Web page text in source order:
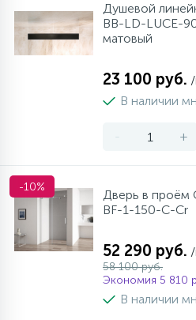
Душевой
BB-LD-LUCE-
матовый
23 100 руб.
В наличии
- +
-10%
Дверь в проём
BF-1-150-C-Cr
52 290 руб.
58 100 руб.
Экономия 5 810
В наличии